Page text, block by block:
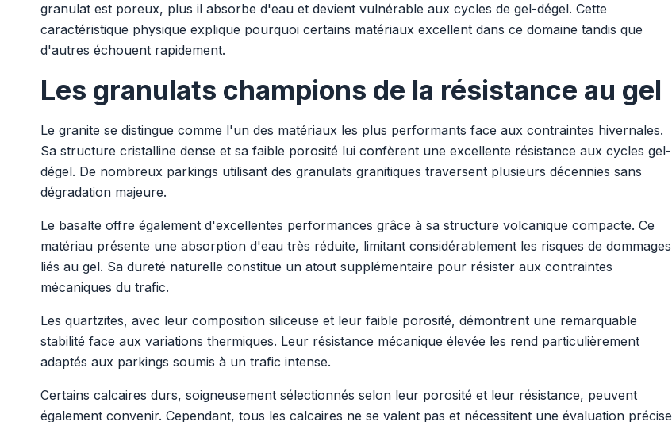
granulat est poreux, plus il absorbe d'eau et devient vulnérable aux cycles de gel-dégel. Cette
caractéristique physique explique pourquoi certains matériaux excellent dans ce domaine tandis que
d'autres échouent rapidement.
Les granulats champions de la résistance au gel
Le granite se distingue comme l'un des matériaux les plus performants face aux contraintes hivernales.
Sa structure cristalline dense et sa faible porosité lui confèrent une excellente résistance aux cycles gel-
dégel. De nombreux parkings utilisant des granulats granitiques traversent plusieurs décennies sans
dégradation majeure.
Le basalte offre également d'excellentes performances grâce à sa structure volcanique compacte. Ce
matériau présente une absorption d'eau très réduite, limitant considérablement les risques de dommages
liés au gel. Sa dureté naturelle constitue un atout supplémentaire pour résister aux contraintes
mécaniques du trafic.
Les quartzites, avec leur composition siliceuse et leur faible porosité, démontrent une remarquable
stabilité face aux variations thermiques. Leur résistance mécanique élevée les rend particulièrement
adaptés aux parkings soumis à un trafic intense.
Certains calcaires durs, soigneusement sélectionnés selon leur porosité et leur résistance, peuvent
également convenir. Cependant, tous les calcaires ne se valent pas et nécessitent une évaluation précise